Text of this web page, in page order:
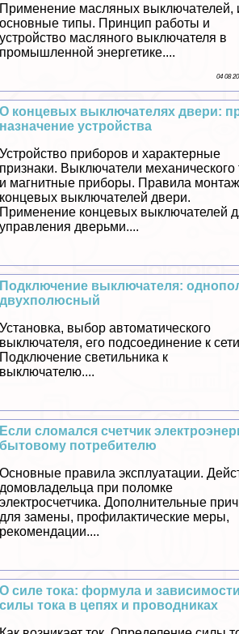
Применение масляных выключателей,
основные типы. Принцип работы и
устройство масляного выключателя в
промышленной энергетике....
04 08
О концевых выключателях двери:
назначение устройства
Устройство приборов и хаpaктерные
признаки. Выключатели механического
и магнитные приборы. Правила
концевых выключателей двери.
Применение концевых выключателей
управления дверьми....
Подключение выключателя:
двухполюсный
Установка, выбор автоматического
выключателя, его подсоединение к
Подключение светильника к
выключателю....
Если сломался счетчик
бытовому потребителю
Основные правила эксплуатации.
домовладельца при поломке
электросчетчика. Дополнительные
для замены, профилактические меры,
рекомендации....
О силе тока: формула и
силы тока в цепях и проводниках